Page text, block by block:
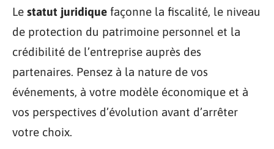
Le statut juridique façonne la fiscalité, le niveau
de protection du patrimoine personnel et la
crédibilité de l’entreprise auprès des
partenaires. Pensez à la nature de vos
événements, à votre modèle économique et à
vos perspectives d’évolution avant d’arrêter
votre choix.